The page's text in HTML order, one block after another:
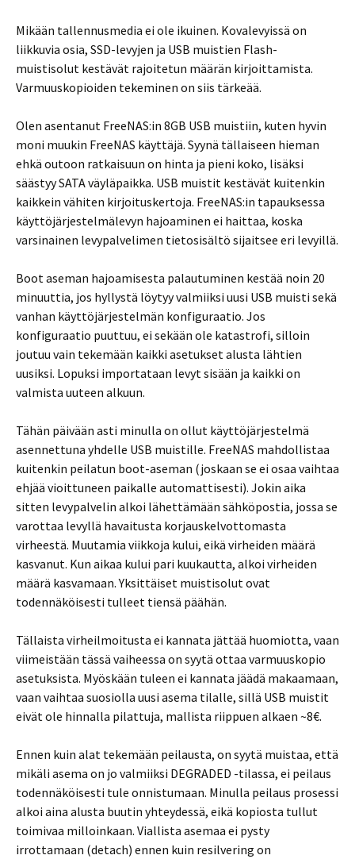
Mikään tallennusmedia ei ole ikuinen. Kovalevyissä on
liikkuvia osia, SSD-levyjen ja USB muistien Flash-
muistisolut kestävät rajoitetun määrän kirjoittamista.
Varmuuskopioiden tekeminen on siis tärkeää.
Olen asentanut FreeNAS:in 8GB USB muistiin, kuten hyvin
moni muukin FreeNAS käyttäjä. Syynä tällaiseen hieman
ehkä outoon ratkaisuun on hinta ja pieni koko, lisäksi
säästyy SATA väyläpaikka. USB muistit kestävät kuitenkin
kaikkein vähiten kirjoituskertoja. FreeNAS:in tapauksessa
käyttöjärjestelmälevyn hajoaminen ei haittaa, koska
varsinainen levypalvelimen tietosisältö sijaitsee eri levyillä.
Boot aseman hajoamisesta palautuminen kestää noin 20
minuuttia, jos hyllystä löytyy valmiiksi uusi USB muisti sekä
vanhan käyttöjärjestelmän konfiguraatio. Jos
konfiguraatio puuttuu, ei sekään ole katastrofi, silloin
joutuu vain tekemään kaikki asetukset alusta lähtien
uusiksi. Lopuksi importataan levyt sisään ja kaikki on
valmista uuteen alkuun.
Tähän päivään asti minulla on ollut käyttöjärjestelmä
asennettuna yhdelle USB muistille. FreeNAS mahdollistaa
kuitenkin peilatun boot-aseman (joskaan se ei osaa vaihtaa
ehjää vioittuneen paikalle automattisesti). Jokin aika
sitten levypalvelin alkoi lähettämään sähköpostia, jossa se
varottaa levyllä havaitusta korjauskelvottomasta
virheestä. Muutamia viikkoja kului, eikä virheiden määrä
kasvanut. Kun aikaa kului pari kuukautta, alkoi virheiden
määrä kasvamaan. Yksittäiset muistisolut ovat
todennäköisesti tulleet tiensä päähän.
Tällaista virheilmoitusta ei kannata jättää huomiotta, vaan
viimeistään tässä vaiheessa on syytä ottaa varmuuskopio
asetuksista. Myöskään tuleen ei kannata jäädä makaamaan,
vaan vaihtaa suosiolla uusi asema tilalle, sillä USB muistit
eivät ole hinnalla pilattuja, mallista riippuen alkaen ~8€.
Ennen kuin alat tekemään peilausta, on syytä muistaa, että
mikäli asema on jo valmiiksi DEGRADED -tilassa, ei peilaus
todennäköisesti tule onnistumaan. Minulla peilaus prosessi
alkoi aina alusta buutin yhteydessä, eikä kopiosta tullut
toimivaa milloinkaan. Viallista asemaa ei pysty
irrottamaan (detach) ennen kuin resilvering on